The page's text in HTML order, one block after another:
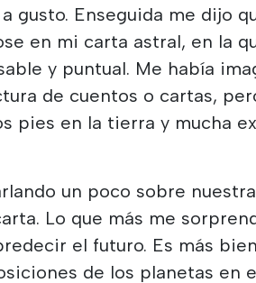
gusto. Enseguida me dijo
en mi carta astral, en la
y puntual. Me había
de cuentos o cartas,
pies en la tierra y mucha
un poco sobre
Lo que más me
el futuro. Es más
de los planetas en